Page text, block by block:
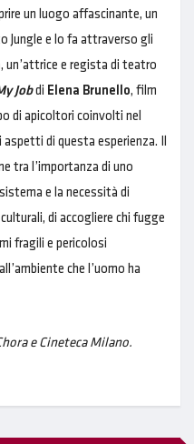
un luogo affascinante, un
Jungle e lo fa attraverso gli
un’attrice e regista di teatro
Jobdi Elena Brunello, film
di apicoltori coinvolti nel
di questa esperienza. Il
tra l’importanza di uno
e la necessità di
di accogliere chi fugge
fragili e pericolosi
che l’uomo ha
e Cineteca Milano.